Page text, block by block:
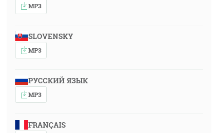
MP3
SLOVENSKY
MP3
РУССКИЙ ЯЗЫК
MP3
FRANÇAIS